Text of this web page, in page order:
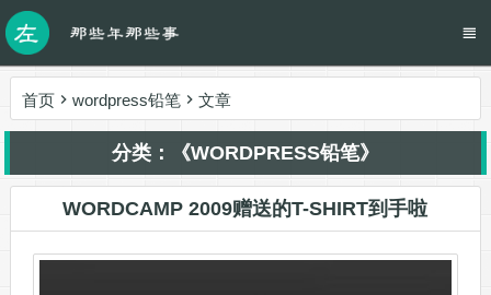
首页 wordpress铅笔 文章
分类：《WORDPRESS铅笔》
WORDCAMP 2009赠送的T-SHIRT到手啦